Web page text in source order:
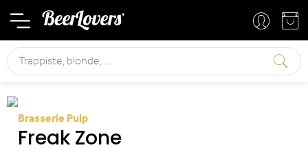
Brasserie Pulp
Freak Zone